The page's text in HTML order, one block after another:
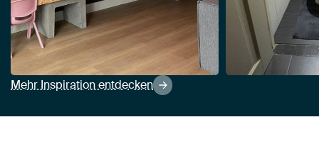
Mehr Inspiration entdecken